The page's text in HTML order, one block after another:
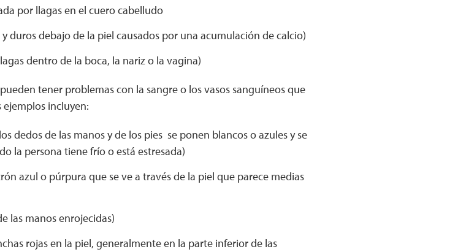
por llagas en el cuero cabelludo
duros debajo de la piel causados por una acumulación de calcio)
dentro de la boca, la nariz o la vagina)
tener problemas con la sangre o los vasos sanguíneos que
incluyen:
dedos de las manos y de los pies se ponen blancos o azules y se
la persona tiene frío o está estresada)
azul o púrpura que se ve a través de la piel que parece medias
las manos enrojecidas)
rojas en la piel, generalmente en la parte inferior de las